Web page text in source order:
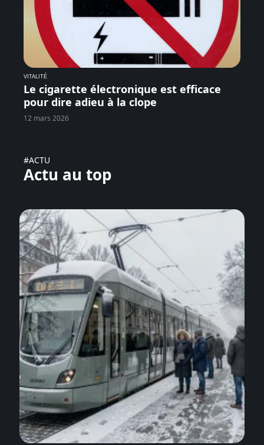
VITALITÉ
Le cigarette électronique est efficace
pour dire adieu à la clope
12 mars 2026
#ACTU
Actu au top